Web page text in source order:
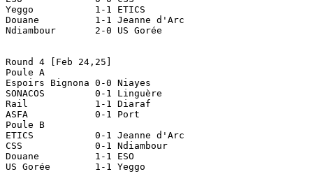
Yeggo		1-1 ETICS
Douane		1-1 Jeanne d'Arc
Ndiambour	2-0 US Gorée
Round 4 [Feb 24,25]
Poule A
Espoirs Bignona	0-0 Niayes
SONACOS		0-1 Linguère
Rail		1-1 Diaraf
ASFA		0-1 Port
Poule B
ETICS		0-1 Jeanne d'Arc
CSS		0-1 Ndiambour
Douane		1-1 ESO
US Gorée	1-1 Yeggo